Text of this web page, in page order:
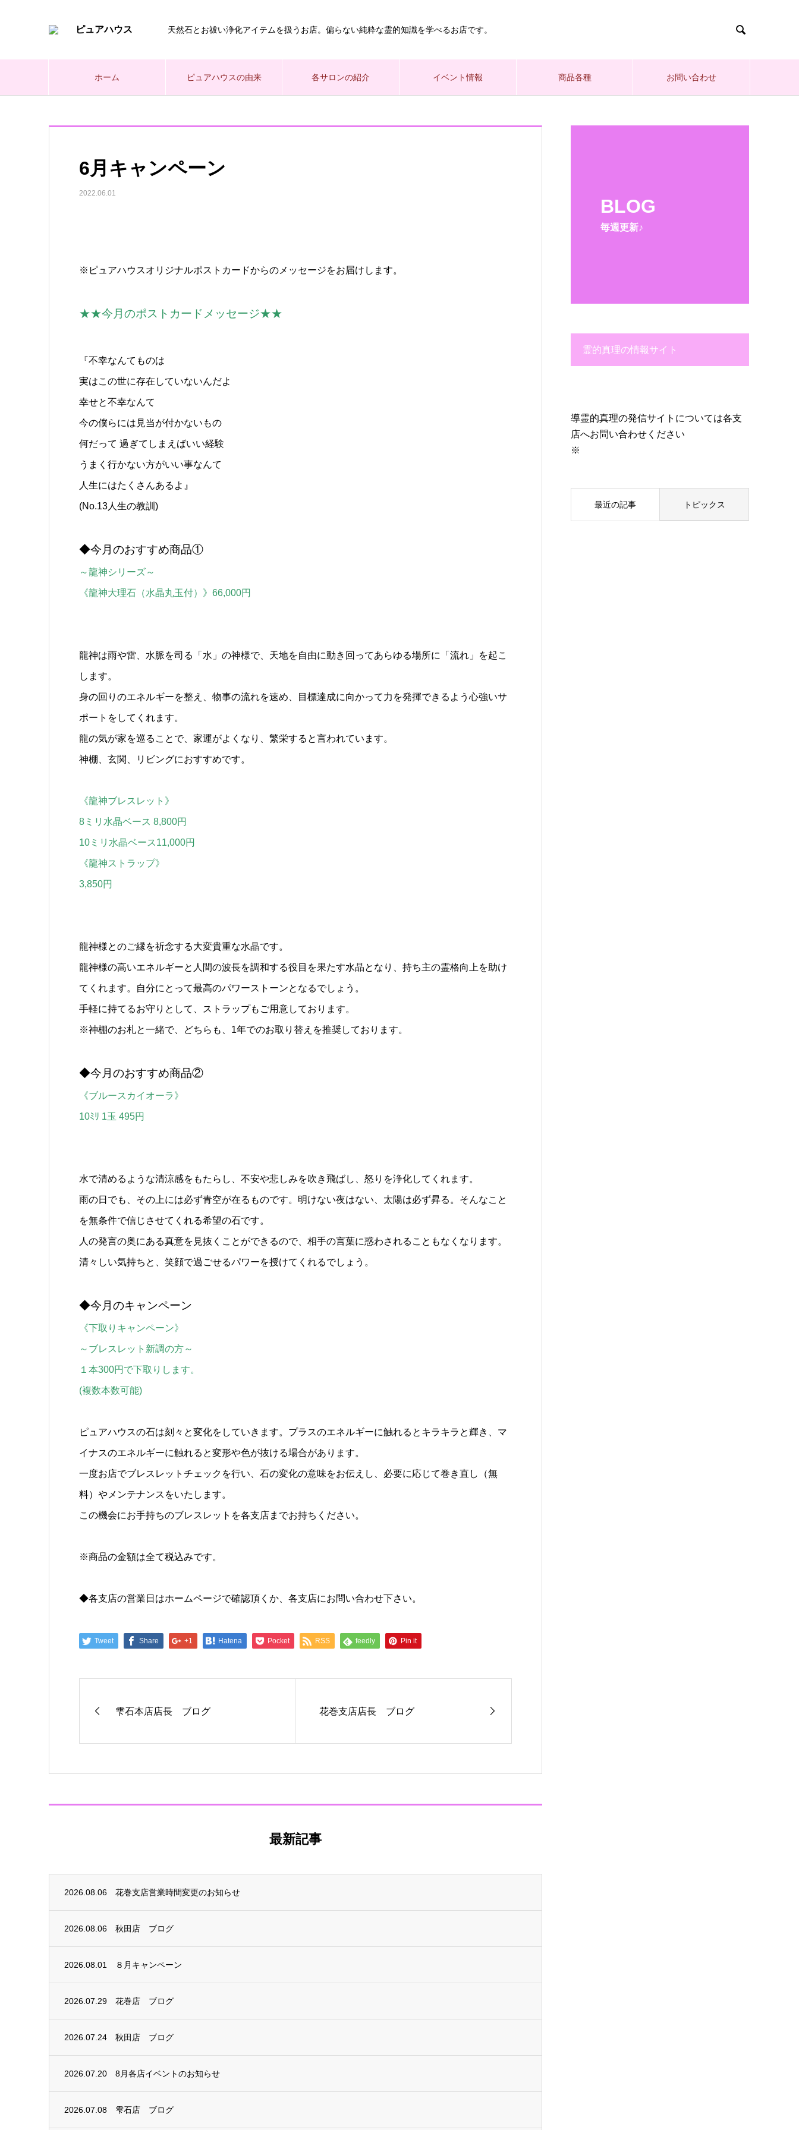
天然石とお祓い浄化アイテムを扱うお店。偏らない純粋な霊的知識を学べるお店です。 
ホーム ピュアハウスの由来 各サロンの紹介 イベント情報 商品各種 お問い合わせ
BLOG
毎週更新♪
6月キャンペーン
2022.06.01
※ピュアハウスオリジナルポストカードからのメッセージをお届けします。
★★今月のポストカードメッセージ★★
『不幸なんてものは
実はこの世に存在していないんだよ
幸せと不幸なんて
今の僕らには見当が付かないもの
何だって 過ぎてしまえばいい経験
うまく行かない方がいい事なんて
人生にはたくさんあるよ』
(No.13人生の教訓)
◆今月のおすすめ商品①
～龍神シリーズ～
《龍神大理石（水晶丸玉付）》66,000円
龍神は雨や雷、水脈を司る「水」の神様で、天地を自由に動き回ってあらゆる場所に「流れ」を起こ
します。
身の回りのエネルギーを整え、物事の流れを速め、目標達成に向かって力を発揮できるよう心強いサ
ポートをしてくれます。
龍の気が家を巡ることで、家運がよくなり、繁栄すると言われています。
神棚、玄関、リビングにおすすめです。
《龍神ブレスレット》
8ミリ水晶ベース 8,800円
10ミリ水晶ベース11,000円
《龍神ストラップ》
3,850円
龍神様とのご縁を祈念する大変貴重な水晶です。
龍神様の高いエネルギーと人間の波長を調和する役目を果たす水晶となり、持ち主の霊格向上を助け
てくれます。自分にとって最高のパワーストーンとなるでしょう。
手軽に持てるお守りとして、ストラップもご用意しております。
※神棚のお札と一緒で、どちらも、1年でのお取り替えを推奨しております。
◆今月のおすすめ商品②
《ブルースカイオーラ》
10ﾐﾘ 1玉 495円
水で清めるような清涼感をもたらし、不安や悲しみを吹き飛ばし、怒りを浄化してくれます。
雨の日でも、その上には必ず青空が在るものです。明けない夜はない、太陽は必ず昇る。そんなこと
を無条件で信じさせてくれる希望の石です。
人の発言の奥にある真意を見抜くことができるので、相手の言葉に惑わされることもなくなります。
清々しい気持ちと、笑顔で過ごせるパワーを授けてくれるでしょう。
◆今月のキャンペーン
《下取りキャンペーン》
～ブレスレット新調の方～
１本300円で下取りします。
(複数本数可能)
ピュアハウスの石は刻々と変化をしていきます。プラスのエネルギーに触れるとキラキラと輝き、マ
イナスのエネルギーに触れると変形や色が抜ける場合があります。
一度お店でブレスレットチェックを行い、石の変化の意味をお伝えし、必要に応じて巻き直し（無
料）やメンテナンスをいたします。
この機会にお手持ちのブレスレットを各支店までお持ちください。
※商品の金額は全て税込みです。
◆各支店の営業日はホームページで確認頂くか、各支店にお問い合わせ下さい。
Tweet Share +1 Hatena Pocket RSS feedly Pin it
雫石本店店長 ブログ 花巻支店店長 ブログ
最新記事
2026.08.06 花巻支店営業時間変更のお知らせ
2026.08.06 秋田店 ブログ
2026.08.01 ８月キャンペーン
2026.07.29 花巻店 ブログ
2026.07.24 秋田店 ブログ
2026.07.20 8月各店イベントのお知らせ
2026.07.08 雫石店 ブログ
霊的真理の情報サイト
導霊的真理の発信サイトについては各支
店へお問い合わせください
※
最近の記事 トピックス